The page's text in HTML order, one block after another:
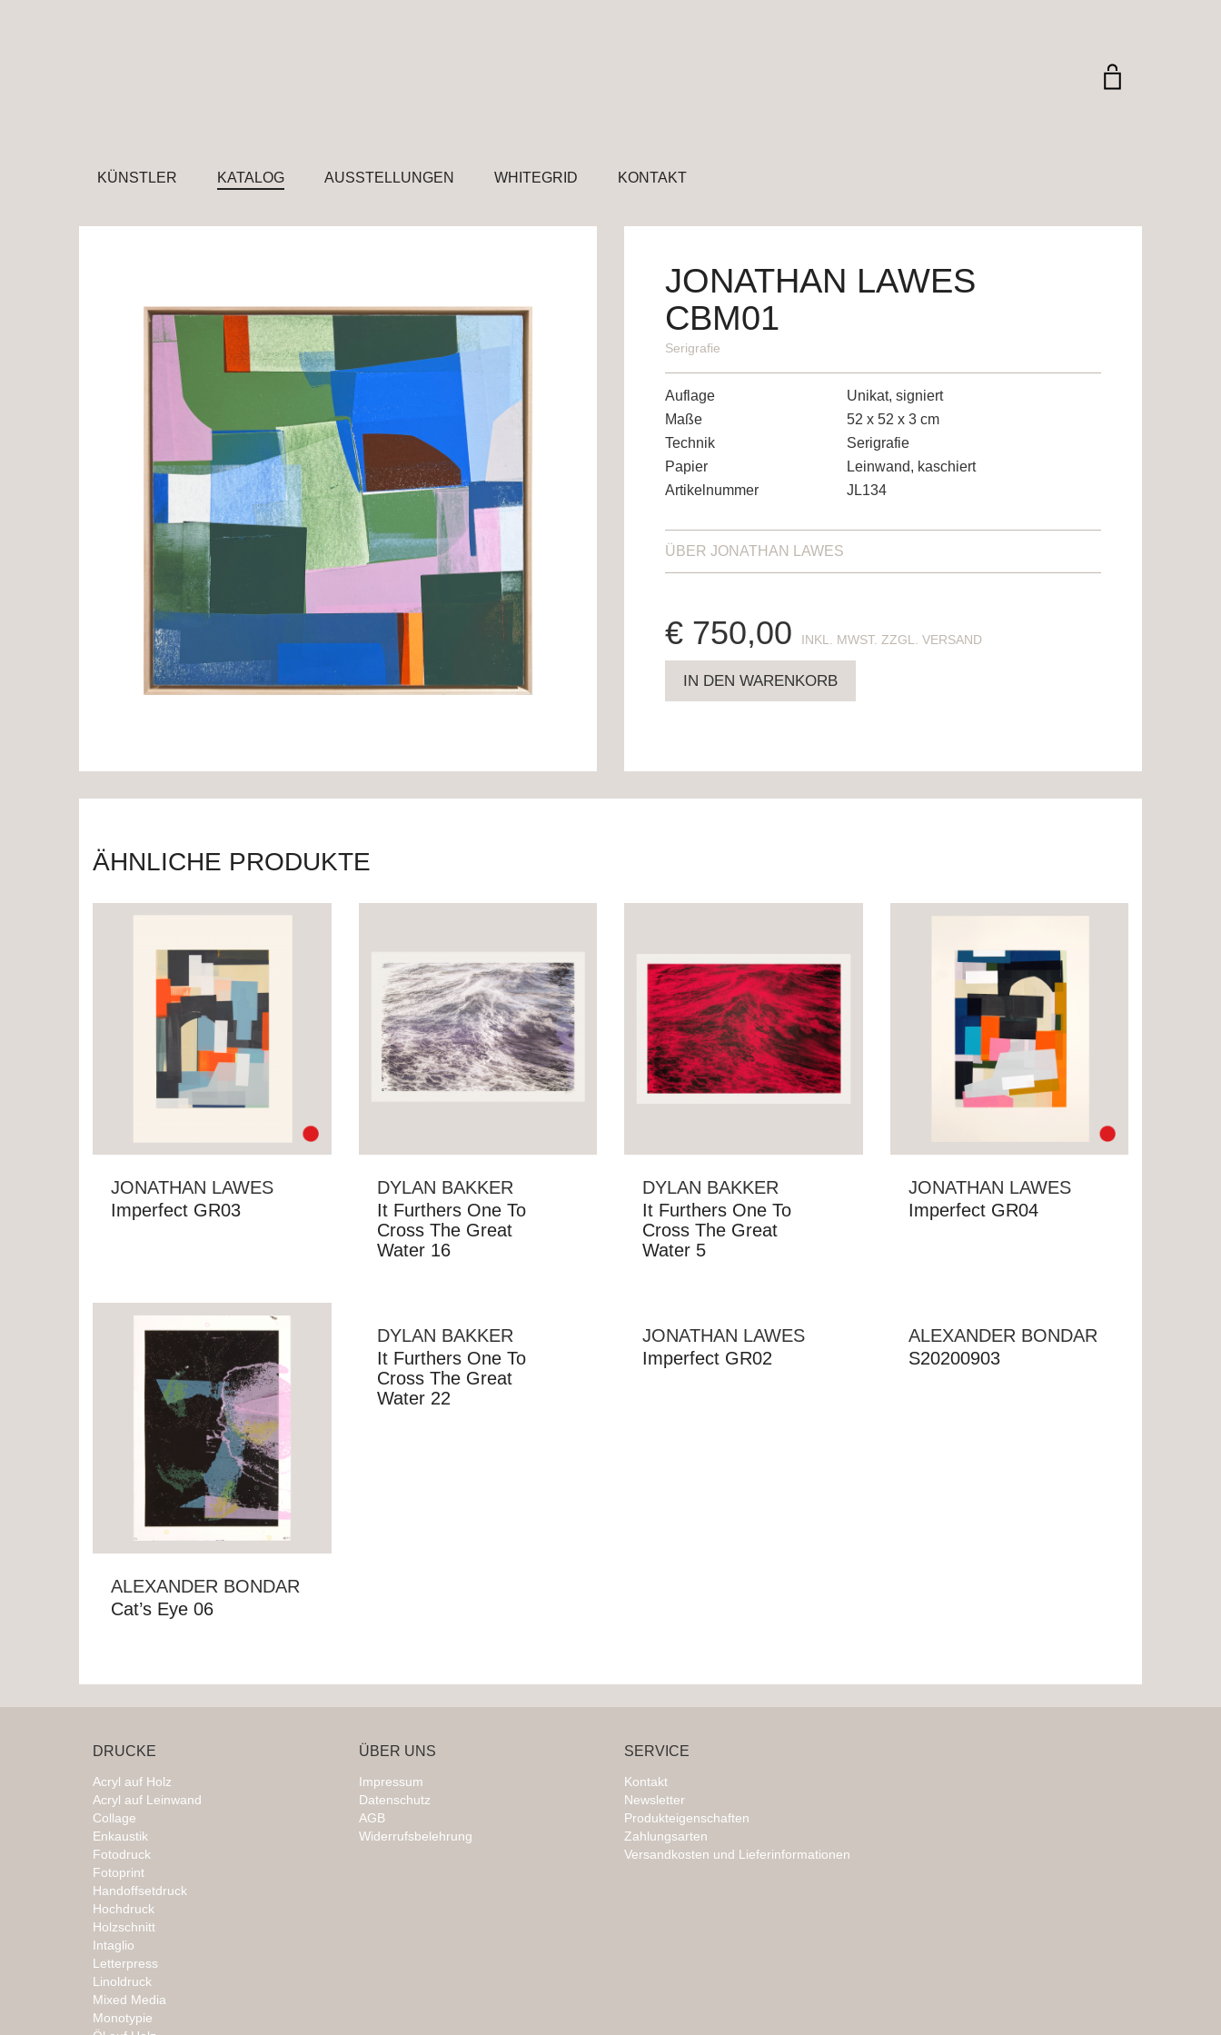
KÜNSTLER KATALOG AUSSTELLUNGEN WHITEGRID KONTAKT
JONATHAN LAWES
CBM01
Serigrafie
Auflage
Unikat, signiert
Maße
52 x 52 x 3 cm
Technik
Serigrafie
Papier
Leinwand, kaschiert
Artikelnummer
JL134
ÜBER JONATHAN LAWES
€ 750,00
IN DEN WARENKORB
ÄHNLICHE PRODUKTE
JONATHAN LAWES
Imperfect GR03
DYLAN BAKKER
It Furthers One To
Cross The Great
Water 16
DYLAN BAKKER
It Furthers One To
Cross The Great
Water 5
JONATHAN LAWES
Imperfect GR04
ALEXANDER BONDAR
Cat’s Eye 06
DYLAN BAKKER
It Furthers One To
Cross The Great
Water 22
JONATHAN LAWES
Imperfect GR02
ALEXANDER BONDAR
S20200903
DRUCKE
Acryl auf Holz
Acryl auf Leinwand
Collage
Enkaustik
Fotodruck
Fotoprint
Handoffsetdruck
Hochdruck
Holzschnitt
Intaglio
Letterpress
Linoldruck
Mixed Media
Monotypie
ÜBER UNS
Impressum
Datenschutz
AGB
Widerrufsbelehrung
SERVICE
Kontakt
Newsletter
Produkteigenschaften
Zahlungsarten
Versandkosten und Lieferinformationen